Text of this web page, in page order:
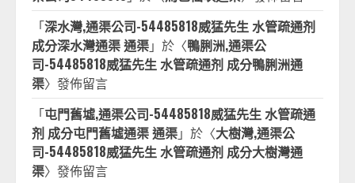
「深水灣,通渠公司-54485818威猛先生 水管疏通剂
成分深水灣通渠 通渠」於〈鴨脷洲,通渠公
司-54485818威猛先生 水管疏通剂 成分鴨脷洲通
渠〉發佈留言
「屯門舊墟,通渠公司-54485818威猛先生 水管疏通
剂 成分屯門舊墟通渠 通渠」於〈大樹灣,通渠公
司-54485818威猛先生 水管疏通剂 成分大樹灣通
渠〉發佈留言